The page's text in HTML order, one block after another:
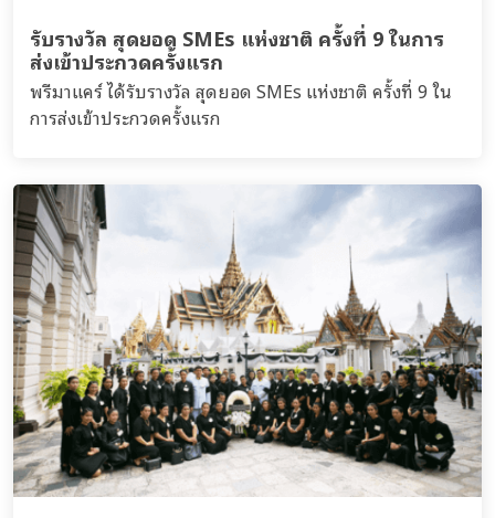
รับรางวัล สุดยอด SMEs แห่งชาติ ครั้งที่ 9 ในการ
ส่งเข้าประกวดครั้งแรก
พรีมาแคร์ ได้รับรางวัล สุดยอด SMEs แห่งชาติ ครั้งที่ 9 ใน
การส่งเข้าประกวดครั้งแรก